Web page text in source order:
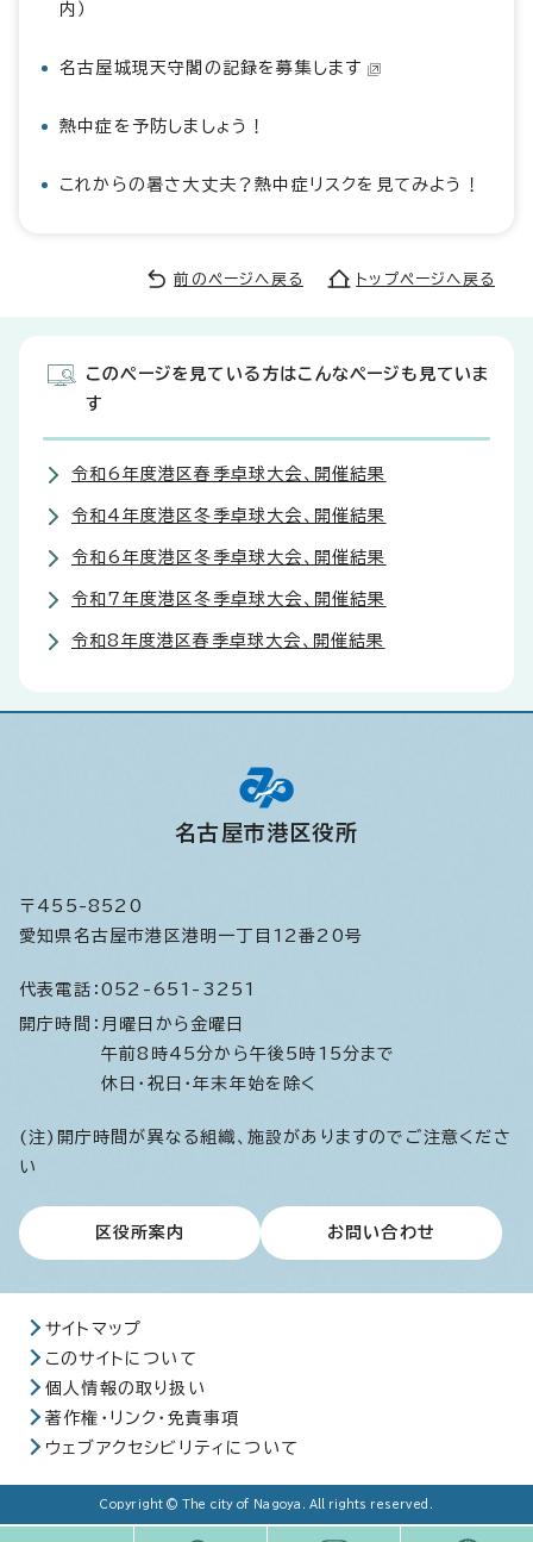
内）
名古屋城現天守閣の記録を募集します
熱中症を予防しましょう！
これからの暑さ大丈夫？熱中症リスクを見てみよう！
前のページへ戻る トップページへ戻る
このページを見ている方はこんなページも見ていま
す
令和6年度港区春季卓球大会、開催結果
令和4年度港区冬季卓球大会、開催結果
令和6年度港区冬季卓球大会、開催結果
令和7年度港区冬季卓球大会、開催結果
令和8年度港区春季卓球大会、開催結果
名古屋市港区役所
〒455-8520
愛知県名古屋市港区港明一丁目12番20号
代表電話： 052-651-3251
開庁時間： 月曜日から金曜日
午前8時45分から午後5時15分まで
休日・祝日・年末年始を除く
(注)開庁時間が異なる組織、施設がありますのでご注意くださ
い
区役所案内 お問い合わせ
サイトマップ
このサイトについて
個人情報の取り扱い
著作権・リンク・免責事項
ウェブアクセシビリティについて
Copyright © The city of Nagoya. All rights reserved.